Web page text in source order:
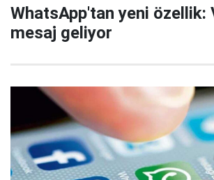
WhatsApp'tan yeni özellik:
mesaj geliyor